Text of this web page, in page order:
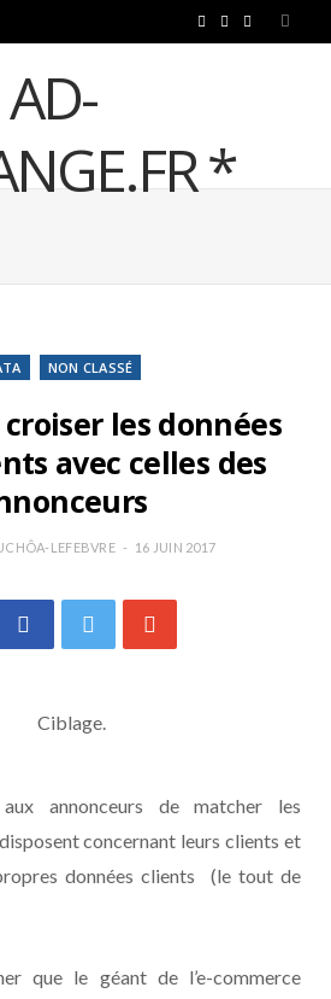
o r I
NON CLASSÉ
les données
avec celles des
LEFEBVRE 16 JUIN 2017
annonceurs de matcher les
concernant leurs clients et
données clients (le tout de
que le géant de l’e-commerce